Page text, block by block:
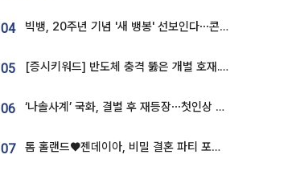
04 빅뱅, 20주년 기념 '새 뱅봉' 선보인다⋯콘서트 앞두고 팝업 개최
05 [증시키워드] 반도체 충격 뚫은 개별 호재...포스코퓨처엠·에코프로·한화솔루션 '눈길'
06 ‘나솔사계’ 국화, 결별 후 재등장⋯첫인상 투표 휩쓸고 ‘인기녀’ 등극
07 톰 홀랜드♥젠데이아, 비밀 결혼 파티 포착⋯호텔 대관비만 9억